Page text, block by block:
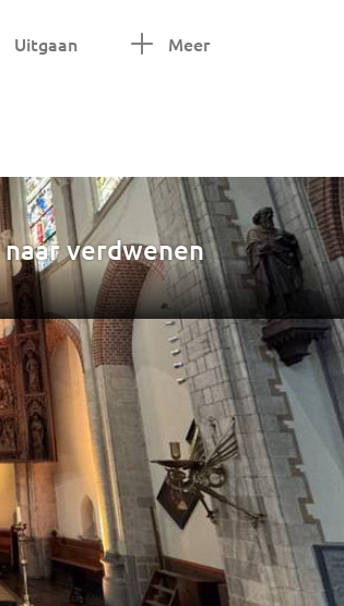
Uitgaan Meer
verdwenen